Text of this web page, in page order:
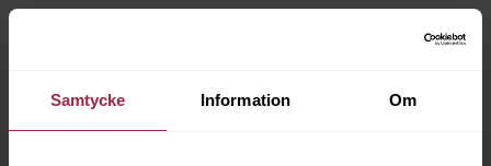
Samtycke Information Om